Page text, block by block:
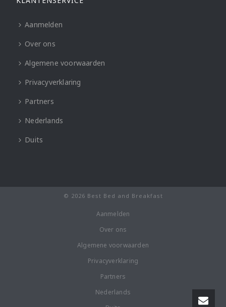
Aanmelden
Over ons
Algemene voorwaarden
Privacyverklaring
Partners
Nederlands
Duits
© 2026 Best Bed and Breakfast
Aanmelden
Over ons
Algemene voorwaarden
Privacyverklaring
Partners
Nederlands